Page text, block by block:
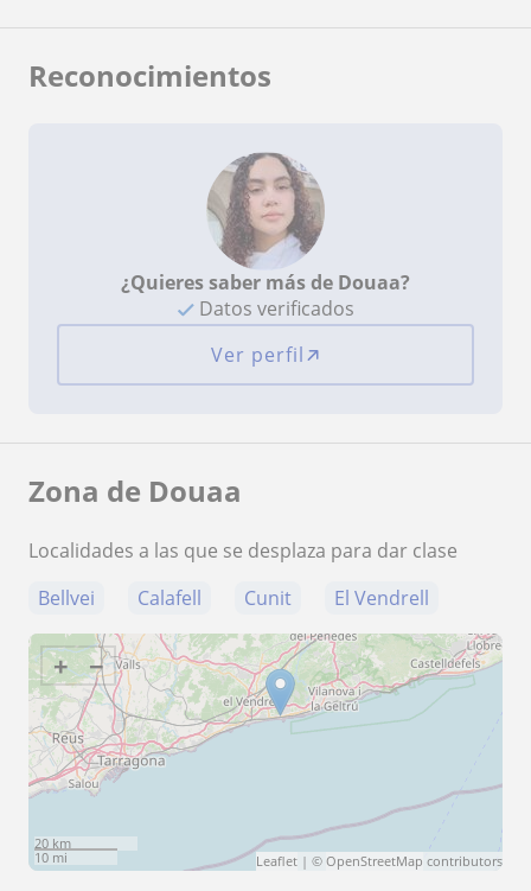
Reconocimientos
¿Quieres saber más de Douaa?
Datos verificados
Ver perfil
Zona de Douaa
Localidades a las que se desplaza para dar clase
Bellvei
Calafell Cunit El Vendrell
+ −
20 km
10 mi
Leaflet | © OpenStreetMap contributors